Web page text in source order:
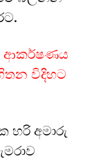
ආකර්ෂණය
විදිහට
හරි අමාරු